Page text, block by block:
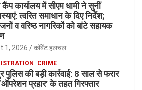
कार्यालय में सीएम धामी ने सुनीं
त्वरित समाधान के दिए निर्देश;
व वरिष्ठ नागरिकों को बांटे सहायक
1, 2026 कॉर्बेट हलचल
CRIME
पुलिस की बड़ी कार्रवाई: 8 साल से फरार
प्रहार’ के तहत गिरफ्तार